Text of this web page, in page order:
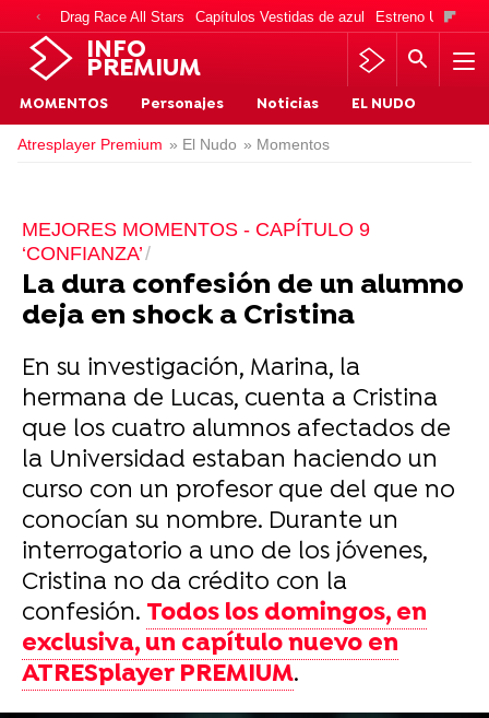
Drag Race All Stars Capítulos Vestidas de azul Estreno Una
INFO
PREMIUM
MOMENTOS Personajes Noticias EL NUDO
Atresplayer Premium » El Nudo » Momentos
MEJORES MOMENTOS - CAPÍTULO 9
‘CONFIANZA’
La dura confesión de un alumno
deja en shock a Cristina
En su investigación, Marina, la
hermana de Lucas, cuenta a Cristina
que los cuatro alumnos afectados de
la Universidad estaban haciendo un
curso con un profesor que del que no
conocían su nombre. Durante un
interrogatorio a uno de los jóvenes,
Cristina no da crédito con la
confesión. Todos los domingos, en
exclusiva, un capítulo nuevo en
ATRESplayer PREMIUM.